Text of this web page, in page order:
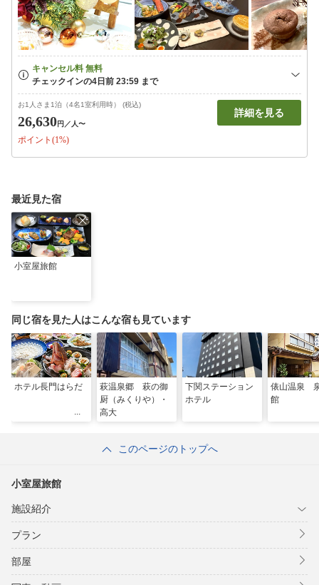
お1人さま1泊（4名1室利用時） (税込)
26,630円 ／人〜
ポイント(1%)
詳細を見る
最近見た宿
小室屋旅館
同じ宿を見た人はこんな宿も見ています
ホテル長門はらだ
萩温泉郷 萩の御
厨（みくりや）・
高大
下関ステーション
ホテル
俵山温泉
館
このページのトップへ
小室屋旅館
施設紹介
プラン
部屋